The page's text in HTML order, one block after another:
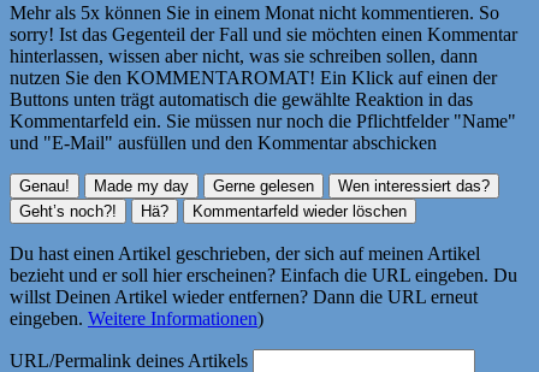
Mehr als 5x können Sie in einem Monat nicht kommentieren. So
sorry! Ist das Gegenteil der Fall und sie möchten einen Kommentar
hinterlassen, wissen aber nicht, was sie schreiben sollen, dann
nutzen Sie den KOMMENTAROMAT! Ein Klick auf einen der
Buttons unten trägt automatisch die gewählte Reaktion in das
Kommentarfeld ein. Sie müssen nur noch die Pflichtfelder "Name"
und "E-Mail" ausfüllen und den Kommentar abschicken
Du hast einen Artikel geschrieben, der sich auf meinen Artikel
bezieht und er soll hier erscheinen? Einfach die URL eingeben. Du
willst Deinen Artikel wieder entfernen? Dann die URL erneut
eingeben. Weitere Informationen)
URL/Permalink deines Artikels